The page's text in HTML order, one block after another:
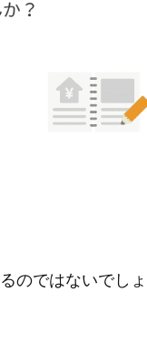
のではないでしょ